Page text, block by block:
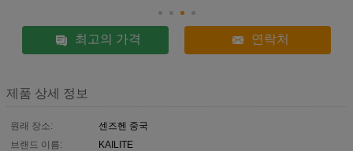
최고의 가격 연락처
제품 상세 정보
원래 장소:
센즈헨 중국
브랜드 이름:
KAILITE